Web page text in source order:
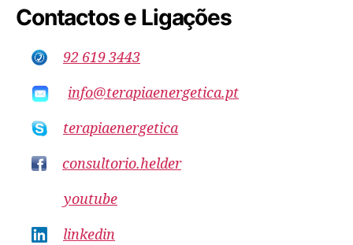
Contactos e Ligações
92 619 3443
info@terapiaenergetica.pt
terapiaenergetica
consultorio.helder
youtube
linkedin